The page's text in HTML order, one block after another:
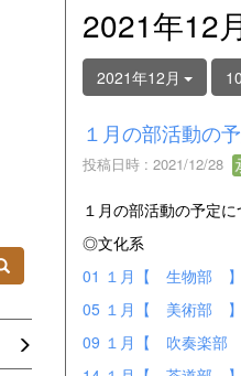
2021年12
2021年12月
１月の部活動の
投稿日時 : 2021/12/28
１月の部活動の予定に
◎文化系
01 １月【 生物部
05 １月【 美術部
09 １月【 吹奏楽